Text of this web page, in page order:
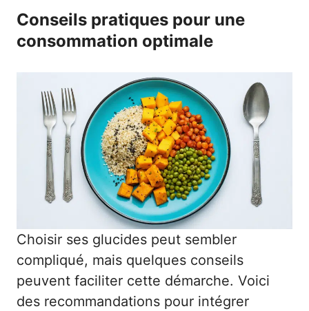
Conseils pratiques pour une
consommation optimale
Choisir ses glucides peut sembler
compliqué, mais quelques conseils
peuvent faciliter cette démarche. Voici
des recommandations pour intégrer